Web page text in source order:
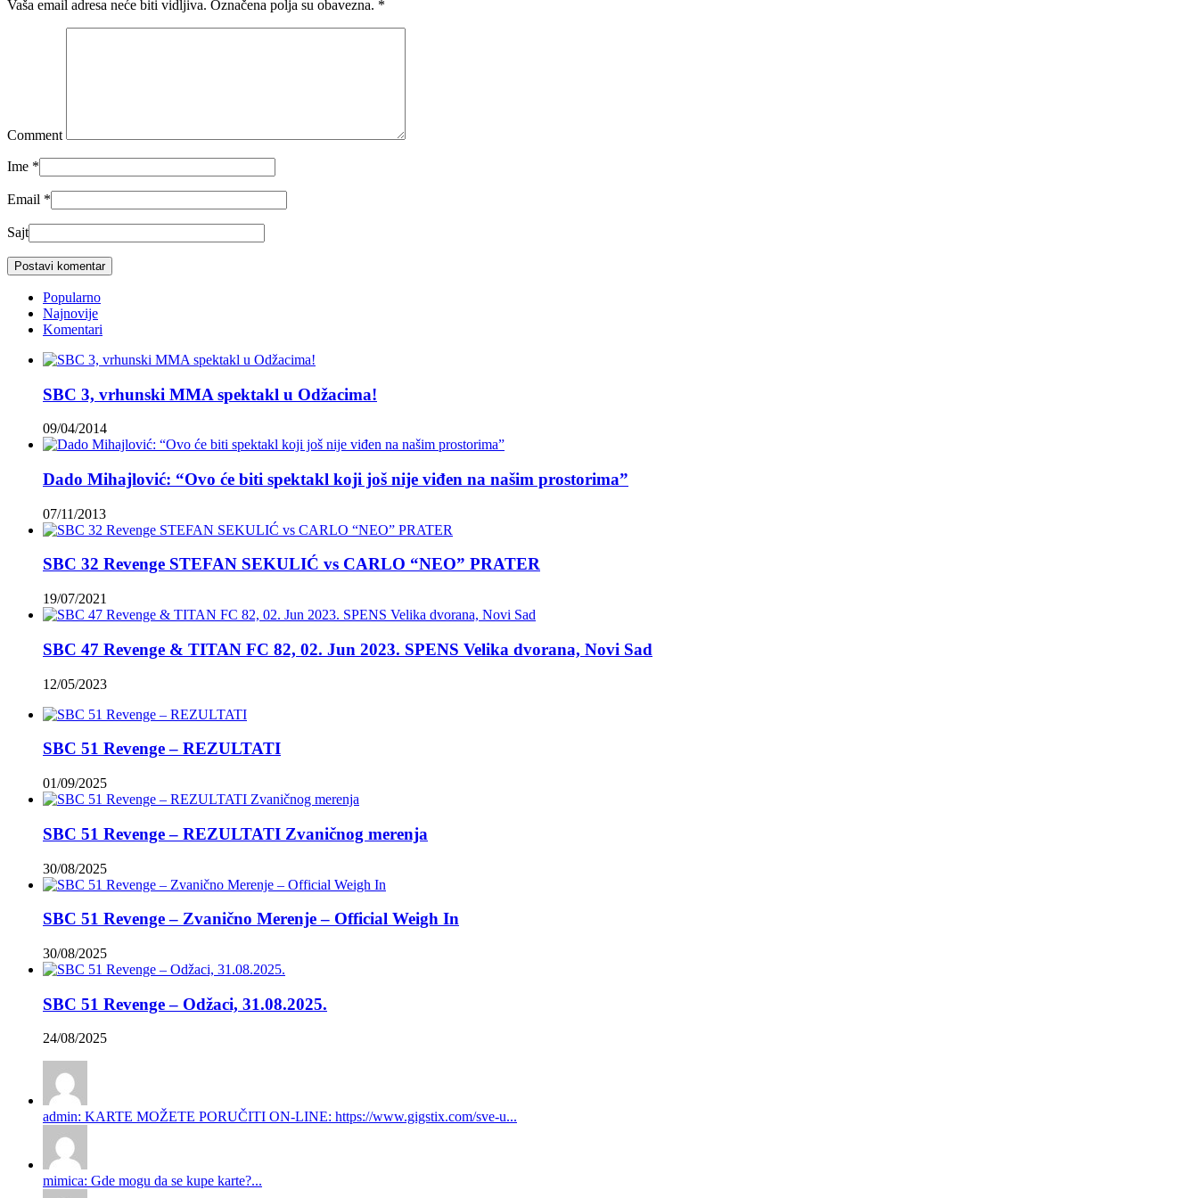
Vaša email adresa neće biti vidljiva. Označena polja su obavezna. *
Comment
Ime *
Email *
Sajt
Popularno
Najnovije
Komentari
SBC 3, vrhunski MMA spektakl u Odžacima!
09/04/2014
Dado Mihajlović: “Ovo će biti spektakl koji još nije viđen na našim prostorima”
07/11/2013
SBC 32 Revenge STEFAN SEKULIĆ vs CARLO “NEO” PRATER
19/07/2021
SBC 47 Revenge & TITAN FC 82, 02. Jun 2023. SPENS Velika dvorana, Novi Sad
12/05/2023
SBC 51 Revenge – REZULTATI
01/09/2025
SBC 51 Revenge – REZULTATI Zvaničnog merenja
30/08/2025
SBC 51 Revenge – Zvanično Merenje – Official Weigh In
30/08/2025
SBC 51 Revenge – Odžaci, 31.08.2025.
24/08/2025
admin: KARTE MOŽETE PORUČITI ON-LINE: https://www.gigstix.com/sve-u...
mimica: Gde mogu da se kupe karte?...